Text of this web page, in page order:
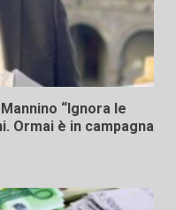
“Ignora le
Ormai è in campagna